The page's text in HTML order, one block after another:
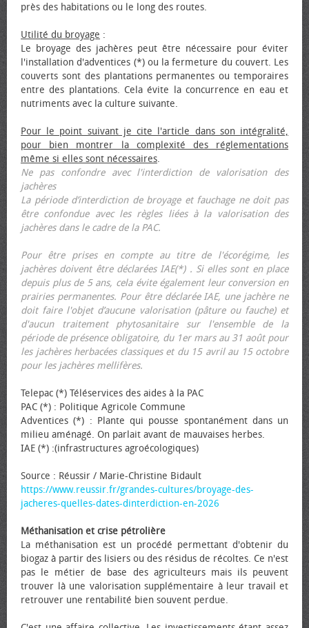
près des habitations ou le long des routes.
Utilité du broyage :
Le broyage des jachères peut être nécessaire pour éviter
l'installation d'adventices (*) ou la fermeture du couvert. Les
couverts sont des plantations permanentes ou temporaires
entre des plantations. Cela évite la concurrence en eau et
nutriments avec la culture suivante.
Pour le point suivant je cite l'article dans son intégralité,
pour bien montrer la complexité des réglementations
même si elles sont nécessaires.
Ne pas confondre avec l'interdiction de valorisation des
jachères
La période d’interdiction de broyage et fauchage ne doit pas
être confondue avec les règles liées à la valorisation des
jachères dans le cadre de la PAC.
Pour être prises en compte au titre de l'écorégime, les
jachères doivent être déclarées IAE(*) . Si elles sont en place
depuis plus de 5 ans, cela évite également leur conversion en
prairies permanentes. Pour être déclarée IAE, une jachère ne
doit faire l'objet d’aucune valorisation (pâture ou fauche) et
d'aucun traitement phytosanitaire sur l'ensemble de la
période de présence obligatoire, du 1er mars au 31 août pour
les jachères herbacées classiques et du 15 avril au 15 octobre
pour les jachères mellifères.
Telepac (*) Téléservices des aides à la PAC
PAC (*) : Politique Agricole Commune
Adventices (*) : Plante qui pousse spontanément dans un
milieu aménagé. On parlait avant de mauvaises herbes.
IAE (*) :(infrastructures agroécologiques)
Source : Réussir / Marie-Christine Bidault
https://www.reussir.fr/grandes-cultures/broyage-des-
jacheres-quelles-dates-dinterdiction-en-2026
Méthanisation et crise pétrolière
La méthanisation est un procédé permettant d'obtenir du
biogaz à partir des lisiers ou des résidus de récoltes. Ce n'est
pas le métier de base des agriculteurs mais ils peuvent
trouver là une valorisation supplémentaire à leur travail et
retrouver une rentabilité bien souvent perdue.